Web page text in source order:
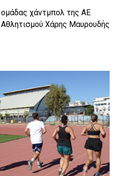
χάντμπολ της ΑΕ
Χάρης Μαυρουδής